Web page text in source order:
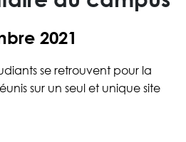
2021
se retrouvent pour la
sur un seul et unique site